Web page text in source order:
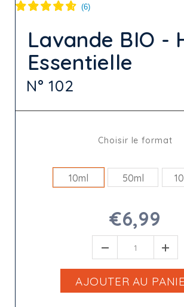
(6)
Lavande BIO -
Essentielle
N° 102
Choisir le format
10ml 50ml
€6,99
AJOUTER AU